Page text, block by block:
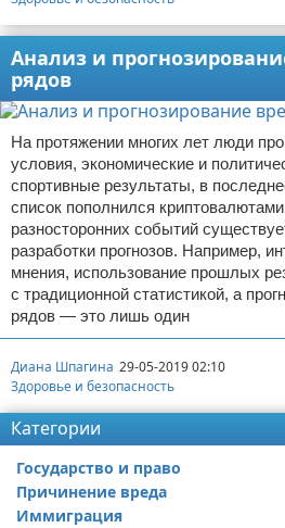
Анализ и
рядов
На протяжении многих лет люди
условия, экономические и
спортивные результаты, в
список пополнился
разносторонних событий
разработки прогнозов. Например,
мнения, использование прошлых
с традиционной статистикой, а
рядов — это лишь один
Диана Шпагина 29-05-2019 02:10
Здоровье и безопасность
Категории
Государство и право
Причинение вреда
Иммиграция